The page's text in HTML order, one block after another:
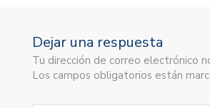
Dejar una respuesta
Tu dirección de correo electrónico
Los campos obligatorios están